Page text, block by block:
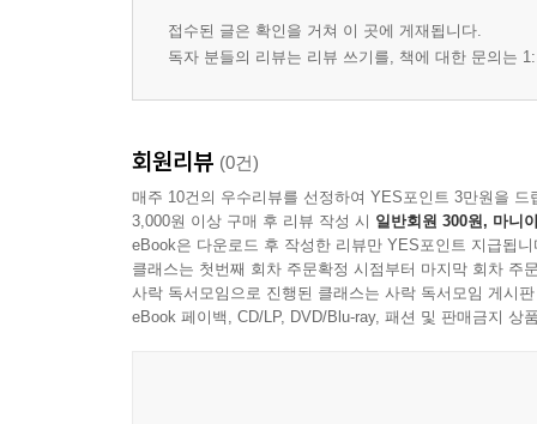
접수된 글은 확인을 거쳐 이 곳에 게재됩니다.
독자 분들의 리뷰는 리뷰 쓰기를, 책에 대한 문의는
회원리뷰 (0건)
매주 10건의 우수리뷰를 선정하여 YES포인트 3만원을 드
3,000원 이상 구매 후 리뷰 작성 시 일반회원 300원, 마니
eBook은 다운로드 후 작성한 리뷰만 YES포인트 지급됩니
클래스는 첫번째 회차 주문확정 시점부터 마지막 회차 주
사락 독서모임으로 진행된 클래스는 사락 독서모임 게시
eBook 페이백, CD/LP, DVD/Blu-ray, 패션 및 판매금지 상